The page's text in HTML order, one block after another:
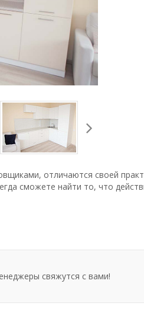
отличаются своей
сможете найти то, что
свяжутся с вами!